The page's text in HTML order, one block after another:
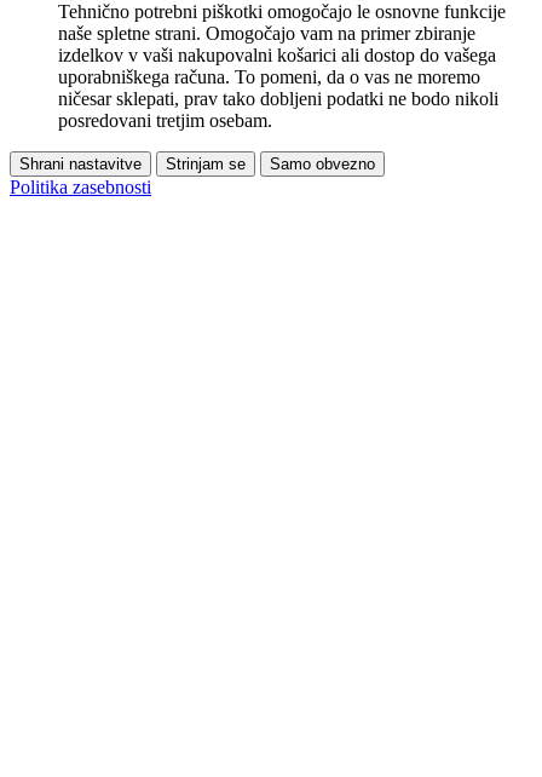
Tehnično potrebni piškotki omogočajo le osnovne funkcije
naše spletne strani. Omogočajo vam na primer zbiranje
izdelkov v vaši nakupovalni košarici ali dostop do vašega
uporabniškega računa. To pomeni, da o vas ne moremo
ničesar sklepati, prav tako dobljeni podatki ne bodo nikoli
posredovani tretjim osebam.
Shrani nastavitve Strinjam se Samo obvezno
Politika zasebnosti